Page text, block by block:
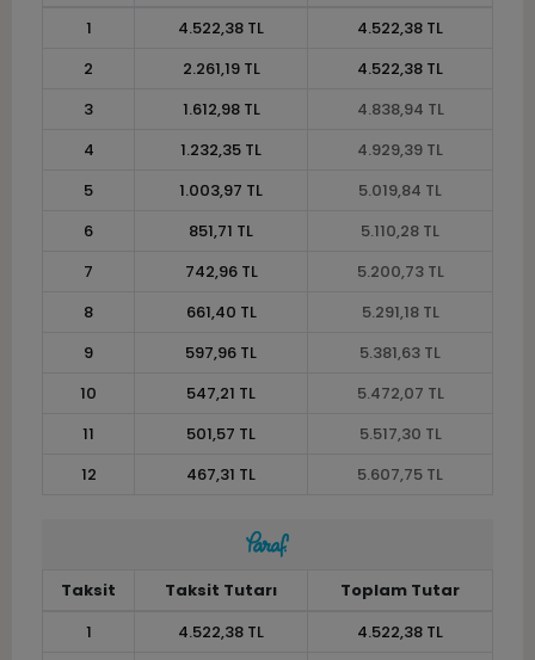
1 4.522,38 TL
4.522,38 TL
2
2.261,19 TL
4.522,38 TL
3
1.612,98 TL
4.838,94 TL
4
1.232,35 TL
4.929,39 TL
5
1.003,97 TL
5.019,84 TL
6
851,71 TL
5.110,28 TL
7
742,96 TL
5.200,73 TL
8
661,40 TL
5.291,18 TL
9
597,96 TL
5.381,63 TL
10
547,21 TL
5.472,07 TL
11
501,57 TL
5.517,30 TL
12
467,31 TL 5.607,75 TL
Taksit Taksit Tutarı
Toplam Tutar
1
4.522,38 TL
4.522,38 TL